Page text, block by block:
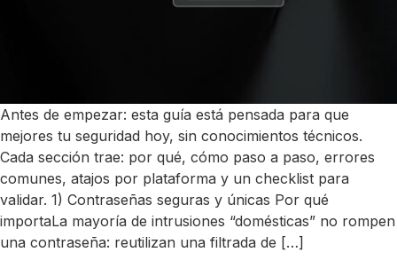
Antes de empezar: esta guía está pensada para que
mejores tu seguridad hoy, sin conocimientos técnicos.
Cada sección trae: por qué, cómo paso a paso, errores
comunes, atajos por plataforma y un checklist para
validar. 1) Contraseñas seguras y únicas Por qué
importaLa mayoría de intrusiones “domésticas” no rompen
una contraseña: reutilizan una filtrada de […]